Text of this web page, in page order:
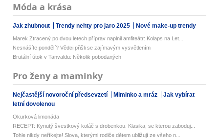
Móda a krása
Jak zhubnout Trendy nehty pro jaro 2025 Nové make-up trendy
Marek Ztracený po dvou letech příprav naplnil amfiteátr: Kolaps na Let...
Nesnášíte pondělí? Vědci přišli se zajímavým vysvětlením
Brutální útok v Tanvaldu: Několik pobodaných
Pro ženy a maminky
Nejčastější novoroční předsevzetí Miminko a mráz
Jak vybírat
letní dovolenou
Okurková limonáda
RECEPT: Kynutý švestkový koláč s drobenkou. Klasika, se kterou zaboduj...
Tohle nikdy neříkejte! Slova, kterými rodiče dětem ubližují ze všeho n...